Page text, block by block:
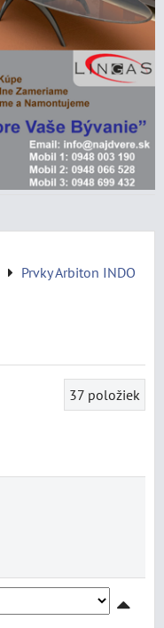
Prvky Arbiton INDO
37 položiek